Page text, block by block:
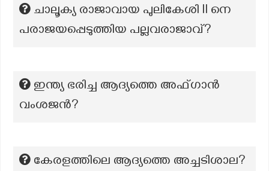
ചാലൂക്യ രാജാവായ പുലികേശി ll നെ
പരാജയപ്പെടുത്തിയ പല്ലവരാജാവ്?
ഇന്ത്യ ഭരിച്ച ആദ്യത്തെ അഫ്‌ഗാൻ
വംശജൻ?
കേരളത്തിലെ ആദ്യത്തെ അച്ചടിശാല?